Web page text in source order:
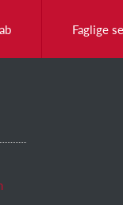
Faglige